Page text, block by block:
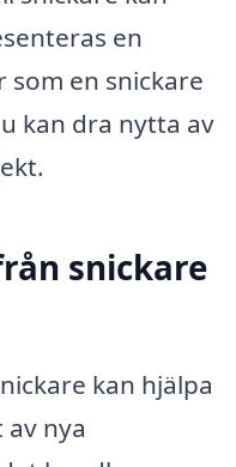
en
en snickare
kan dra nytta av
snickare
kan hjälpa
nya